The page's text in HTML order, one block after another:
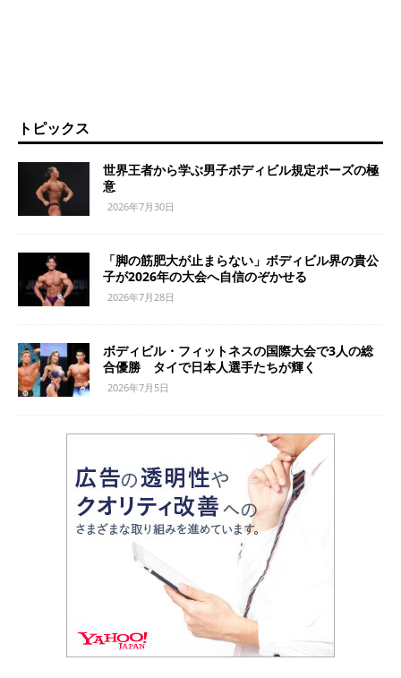
トピックス
世界王者から学ぶ男子ボディビル規定ポーズの極
意
2026年7月30日
「脚の筋肥大が止まらない」ボディビル界の貴公
子が2026年の大会へ自信のぞかせる
2026年7月28日
ボディビル・フィットネスの国際大会で3人の総
合優勝 タイで日本人選手たちが輝く
2026年7月5日